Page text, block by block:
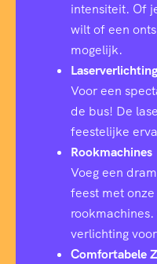
intensiteit. Of
wilt of een
mogelijk.
Laserverlichting
Voor een
de bus! De
feestelijke
Rookmachines
Voeg een
feest met
verlichting
Comfortabele